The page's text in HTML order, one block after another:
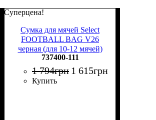
Суперцена!
Сумка для мячей Select
FOOTBALL BAG V26
черная (для 10-12 мячей)
737400-111
737400-111
1 794грн 1 615грн
Купить